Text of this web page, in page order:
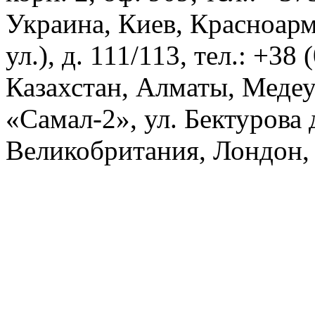
Украина, Киев,
ул.), д. 111/113, тел.: +38
Казахстан, Алматы,
«Самал-2», ул.
Великобритания,